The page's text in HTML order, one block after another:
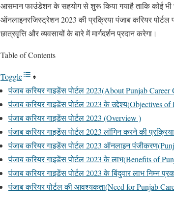
आसमान फाउंडेशन के सहयोग से शुरू किया गयाहै ताकि कोई भी
ऑनलाइनरजिस्ट्रेशन 2023 की प्रक्रिया पंजाब करियर पोर्टल
छात्रवृत्ति और व्यवसायों के बारे में मार्गदर्शन प्रदान करेगा।
Table of Contents
Toggle
पंजाब करियर गाइडेंस पोर्टल 2023(About Punjab Career
पंजाब करियर गाइडेंस पोर्टल 2023 के उद्देश्य(Objectives
पंजाब करियर गाइडेंस पोर्टल 2023 (Overview )
पंजाब करियर गाइडेंस पोर्टल 2023 लॉगिन करने की
पंजाब करियर गाइडेंस पोर्टल 2023 ऑनलाइन
पंजाब करियर गाइडेंस पोर्टल 2023 के लाभ(Benefits of
पंजाब करियर गाइडेंस पोर्टल 2023 के बिंदुवार लाभ निम्न
पंजाब करियर पोर्टल की आवश्यकता(Need for Punjab